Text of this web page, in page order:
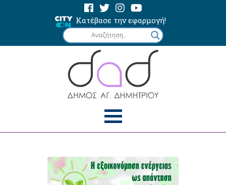
Κατέβασε την εφαρμογή!